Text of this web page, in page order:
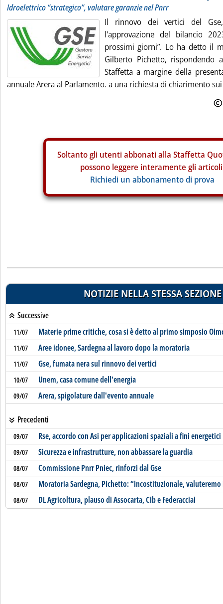
Idroelettrico “strategico”, valutare garanzie nel Pnrr
Il rinnovo dei vertici del
l'approvazione del bilancio
prossimi giorni”. Lo ha detto il
Gilberto Pichetto, rispondendo
Staffetta a margine della
annuale Arera al Parlamento. a una richiesta di chiarimento
Soltanto gli utenti abbonati alla Staffetta
possono leggere interamente gli
Richiedi un abbonamento di prova
NOTIZIE NELLA STESSA SEZIONE
Successive
11/07 Materie prime critiche, cosa si è detto al primo simposio
11/07 Aree idonee, Sardegna al lavoro dopo la moratoria
11/07 Gse, fumata nera sul rinnovo dei vertici
10/07 Unem, casa comune dell'energia
09/07 Arera, spigolature dall'evento annuale
Precedenti
09/07 Rse, accordo con Asi per applicazioni spaziali a fini energetici
09/07 Sicurezza e infrastrutture, non abbassare la guardia
08/07 Commissione Pnrr Pniec, rinforzi dal Gse
08/07 Moratoria Sardegna, Pichetto: “incostituzionale,
08/07 DL Agricoltura, plauso di Assocarta, Cib e Federacciai